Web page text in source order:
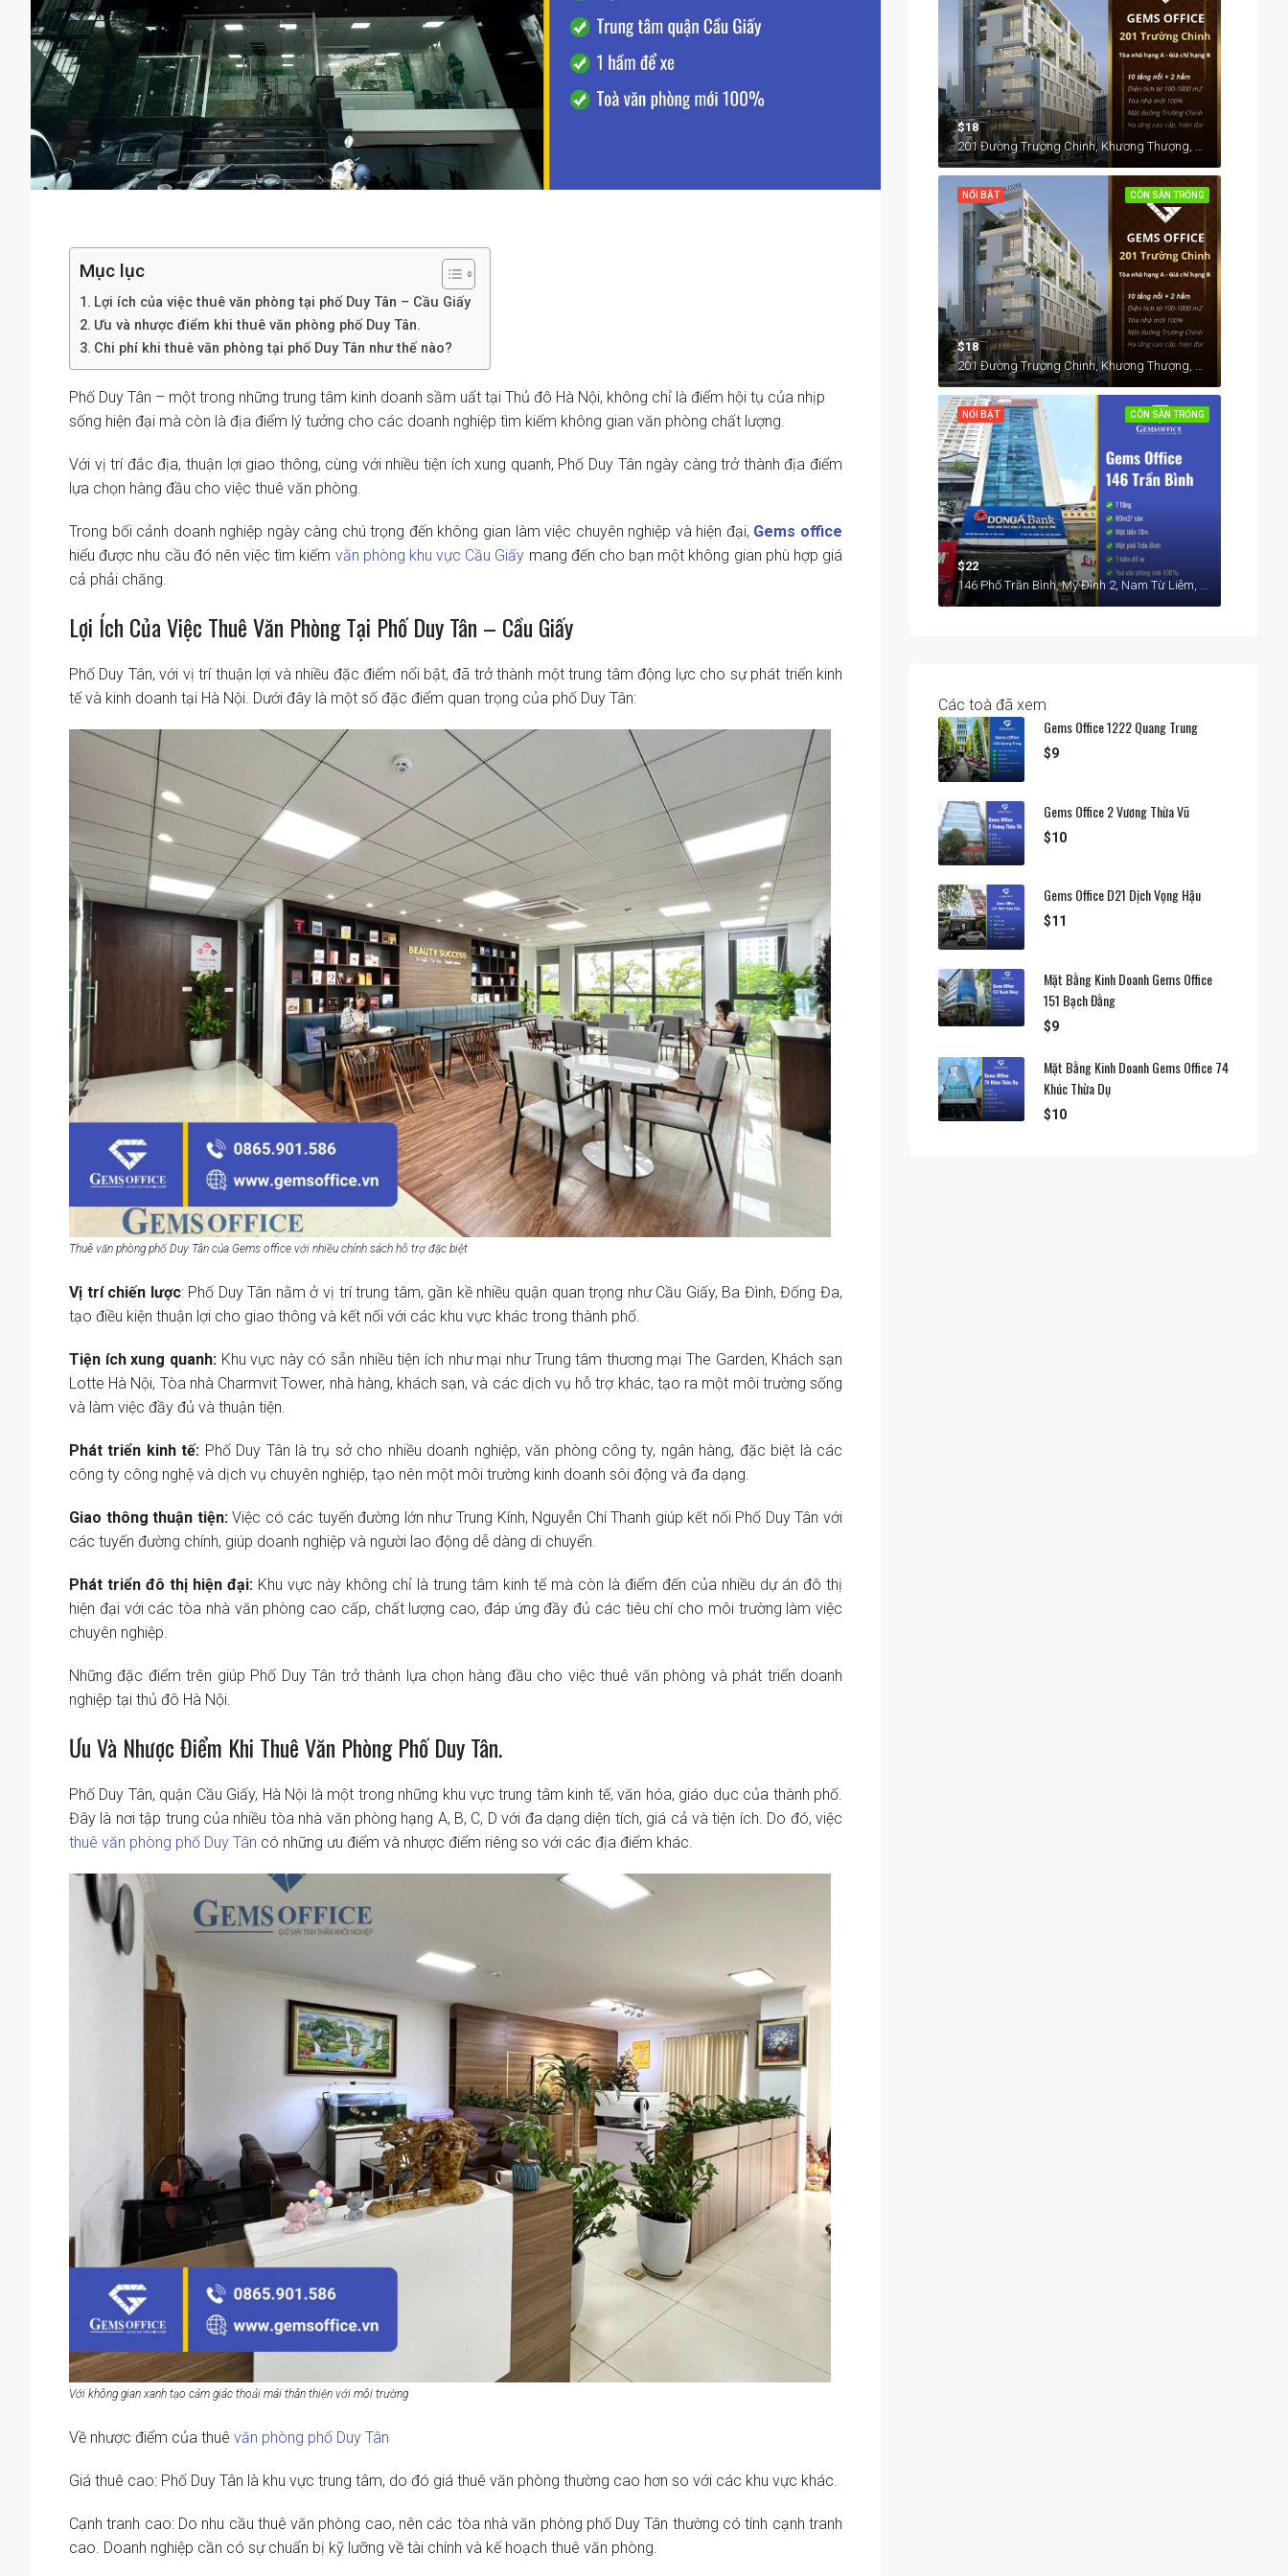
Mục lục
Lợi ích của việc thuê văn phòng tại phố Duy Tân – Cầu Giấy
Ưu và nhược điểm khi thuê văn phòng phố Duy Tân.
Chi phí khi thuê văn phòng tại phố Duy Tân như thế nào?
Phố Duy Tân – một trong những trung tâm kinh doanh sầm uất tại Thủ đô Hà Nội, không chỉ là điểm hội tụ của nhịp
sống hiện đại mà còn là địa điểm lý tưởng cho các doanh nghiệp tìm kiếm không gian văn phòng chất lượng.
Với vị trí đắc địa, thuận lợi giao thông, cùng với nhiều tiện ích xung quanh, Phố Duy Tân ngày càng trở thành địa điểm
lựa chọn hàng đầu cho việc thuê văn phòng.
Trong bối cảnh doanh nghiệp ngày càng chú trọng đến không gian làm việc chuyên nghiệp và hiện đại, Gems office
hiểu được nhu cầu đó nên việc tìm kiếm văn phòng khu vực Cầu Giấy mang đến cho bạn một không gian phù hợp giá
cả phải chăng.
Lợi Ích Của Việc Thuê Văn Phòng Tại Phố Duy Tân – Cầu Giấy
Phố Duy Tân, với vị trí thuận lợi và nhiều đặc điểm nổi bật, đã trở thành một trung tâm động lực cho sự phát triển kinh
tế và kinh doanh tại Hà Nội. Dưới đây là một số đặc điểm quan trọng của phố Duy Tân:
Thuê văn phòng phố Duy Tân của Gems office với nhiều chính sách hỗ trợ đặc biệt
Vị trí chiến lược: Phố Duy Tân nằm ở vị trí trung tâm, gần kề nhiều quận quan trọng như Cầu Giấy, Ba Đình, Đống Đa,
tạo điều kiện thuận lợi cho giao thông và kết nối với các khu vực khác trong thành phố.
Tiện ích xung quanh:Khu vực này có sẵn nhiều tiện ích như mại như Trung tâm thương mại The Garden, Khách sạn
Lotte Hà Nội, Tòa nhà Charmvit Tower, nhà hàng, khách sạn, và các dịch vụ hỗ trợ khác, tạo ra một môi trường sống
và làm việc đầy đủ và thuận tiện.
Phát triển kinh tế: Phố Duy Tân là trụ sở cho nhiều doanh nghiệp, văn phòng công ty, ngân hàng, đặc biệt là các
công ty công nghệ và dịch vụ chuyên nghiệp, tạo nên một môi trường kinh doanh sôi động và đa dạng.
Giao thông thuận tiện:Việc có các tuyến đường lớn như Trung Kính, Nguyễn Chí Thanh giúp kết nối Phố Duy Tân với
các tuyến đường chính, giúp doanh nghiệp và người lao động dễ dàng di chuyển.
Phát triển đô thị hiện đại: Khu vực này không chỉ là trung tâm kinh tế mà còn là điểm đến của nhiều dự án đô thị
hiện đại với các tòa nhà văn phòng cao cấp, chất lượng cao, đáp ứng đầy đủ các tiêu chí cho môi trường làm việc
chuyên nghiệp.
Những đặc điểm trên giúp Phố Duy Tân trở thành lựa chọn hàng đầu cho việc thuê văn phòng và phát triển doanh
nghiệp tại thủ đô Hà Nội.
Ưu Và Nhược Điểm Khi Thuê Văn Phòng Phố Duy Tân.
Phố Duy Tân, quận Cầu Giấy, Hà Nội là một trong những khu vực trung tâm kinh tế, văn hóa, giáo dục của thành phố.
Đây là nơi tập trung của nhiều tòa nhà văn phòng hạng A, B, C, D với đa dạng diện tích, giá cả và tiện ích. Do đó, việc
thuê văn phòng phố Duy Tân có những ưu điểm và nhược điểm riêng so với các địa điểm khác.
Với không gian xanh tạo cảm giác thoải mái thân thiện với môi trường
Về nhược điểm của thuê văn phòng phố Duy Tân
Giá thuê cao: Phố Duy Tân là khu vực trung tâm, do đó giá thuê văn phòng thường cao hơn so với các khu vực khác.
Cạnh tranh cao: Do nhu cầu thuê văn phòng cao, nên các tòa nhà văn phòng phố Duy Tân thường có tính cạnh tranh
cao. Doanh nghiệp cần có sự chuẩn bị kỹ lưỡng về tài chính và kế hoạch thuê văn phòng.
$18
CÒN SÀN TRỐNG
NỔI BẬT
$18
201 Đường Trường Chinh, Khương Thượng, Đống Đa, Hà Nội, Việt Nam
CÒN SÀN TRỐNG
NỔI BẬT
$22
146 Phố Trần Bình, Mỹ Đình 2, Nam Từ Liêm, Hà Nội
Các toà đã xem
Gems Office 1222 Quang Trung
$9
Gems Office 2 Vương Thừa Vũ
$10
Gems Office D21 Dịch Vọng Hậu
$11
Mặt Bằng Kinh Doanh Gems Office
151 Bạch Đằng
$9
Mặt Bằng Kinh Doanh Gems Office 74
Khúc Thừa Dụ
$10